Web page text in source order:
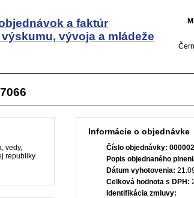
a faktúr
vývoja a mládeže
vedy,
republiky
Informácie o objednávke
Číslo objednávky:
Popis objednaného
Dátum vyhotovenia:
Celková hodnota s DPH:
Identifikácia zmluvy: